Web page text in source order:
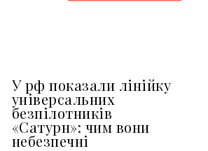
У рф показали лінійку
універсальних
безпілотників
«Сатурн»: чим вони
небезпечні